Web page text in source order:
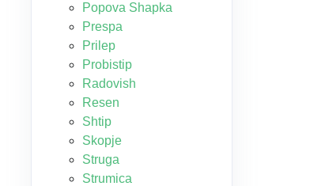
Popova Shapka
Prespa
Prilep
Probistip
Radovish
Resen
Shtip
Skopje
Struga
Strumica